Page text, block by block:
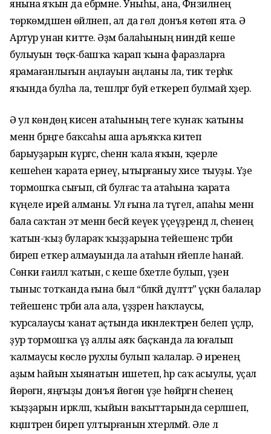
янына яҡын да ебәрмәне. Уныһы, ана, Фәнзиләнең
төркөмдәшенә өйләнеп, ал да гөл донъя көтөп ята. Ә
Артур унан китте. Әҙәм балаһының ниндәй кеше
булыуын төҫкә-башҡа ҡарап ҡына фаразларға
ярамағанлығын аңлауын аңланы ла, тик терһәк
яҡында булһа ла, тешләргә буй еткереп булмай хәҙер.
Ә ул көндөң кисенә атаһының теге ҡунаҡ ҡатыны
менән бәрәңге баҡсаһы аша аръяҡҡа китеп
барыуҙарын күргәс, әсәһенән ҡала яҡын, ҡәҙерле
кешеһенә ҡарата ерәнеү, ытырғаныу хисе тыуҙы. Үҙе
тормошҡа сығып, әсәй булғас та атаһына ҡарата
күңеле ирей алманы. Ул ғына ла түгел, апаһы менән
бала саҡтан эт менән бесәй кеүек үҫеүҙәрендә лә, әсәһенең
ҡатын-ҡыҙ булараҡ ҡыҙҙарына тейешенсә тәрбиә
биреп еткерә алмауында ла атаһын ғәйепле һанай.
Сөнки ғаиләлә ҡатын, әсә кеше бәхетле булып, үҙен
тыныс тотҡанда ғына был “бәләкәй дәүләттә” үҫкән балалар
тейешенсә тәрбиә ала ала, үҙҙәрен һаҡлаусы,
ҡурсалаусы ҡанат аҫтында икәнлектәрен белеп үҫәләр,
ҙур тормошҡа үҙ аллы аяҡ баҫҡанда ла юғалып
ҡалмаусы көслө рухлы булып ҡалалар. Ә иренең
аҙым һайын хыянатын ишетеп, һәр саҡ асыулы, уҫал
йөрөгән, яңғыҙы донъя йөгөн үҙе һөйрәгән әсәһенең
ҡыҙҙарын иркәләп, ҡыйын ваҡыттарында серләшеп,
кәңәштәрен биреп ултырғанын хәтерләмәй. Әле лә